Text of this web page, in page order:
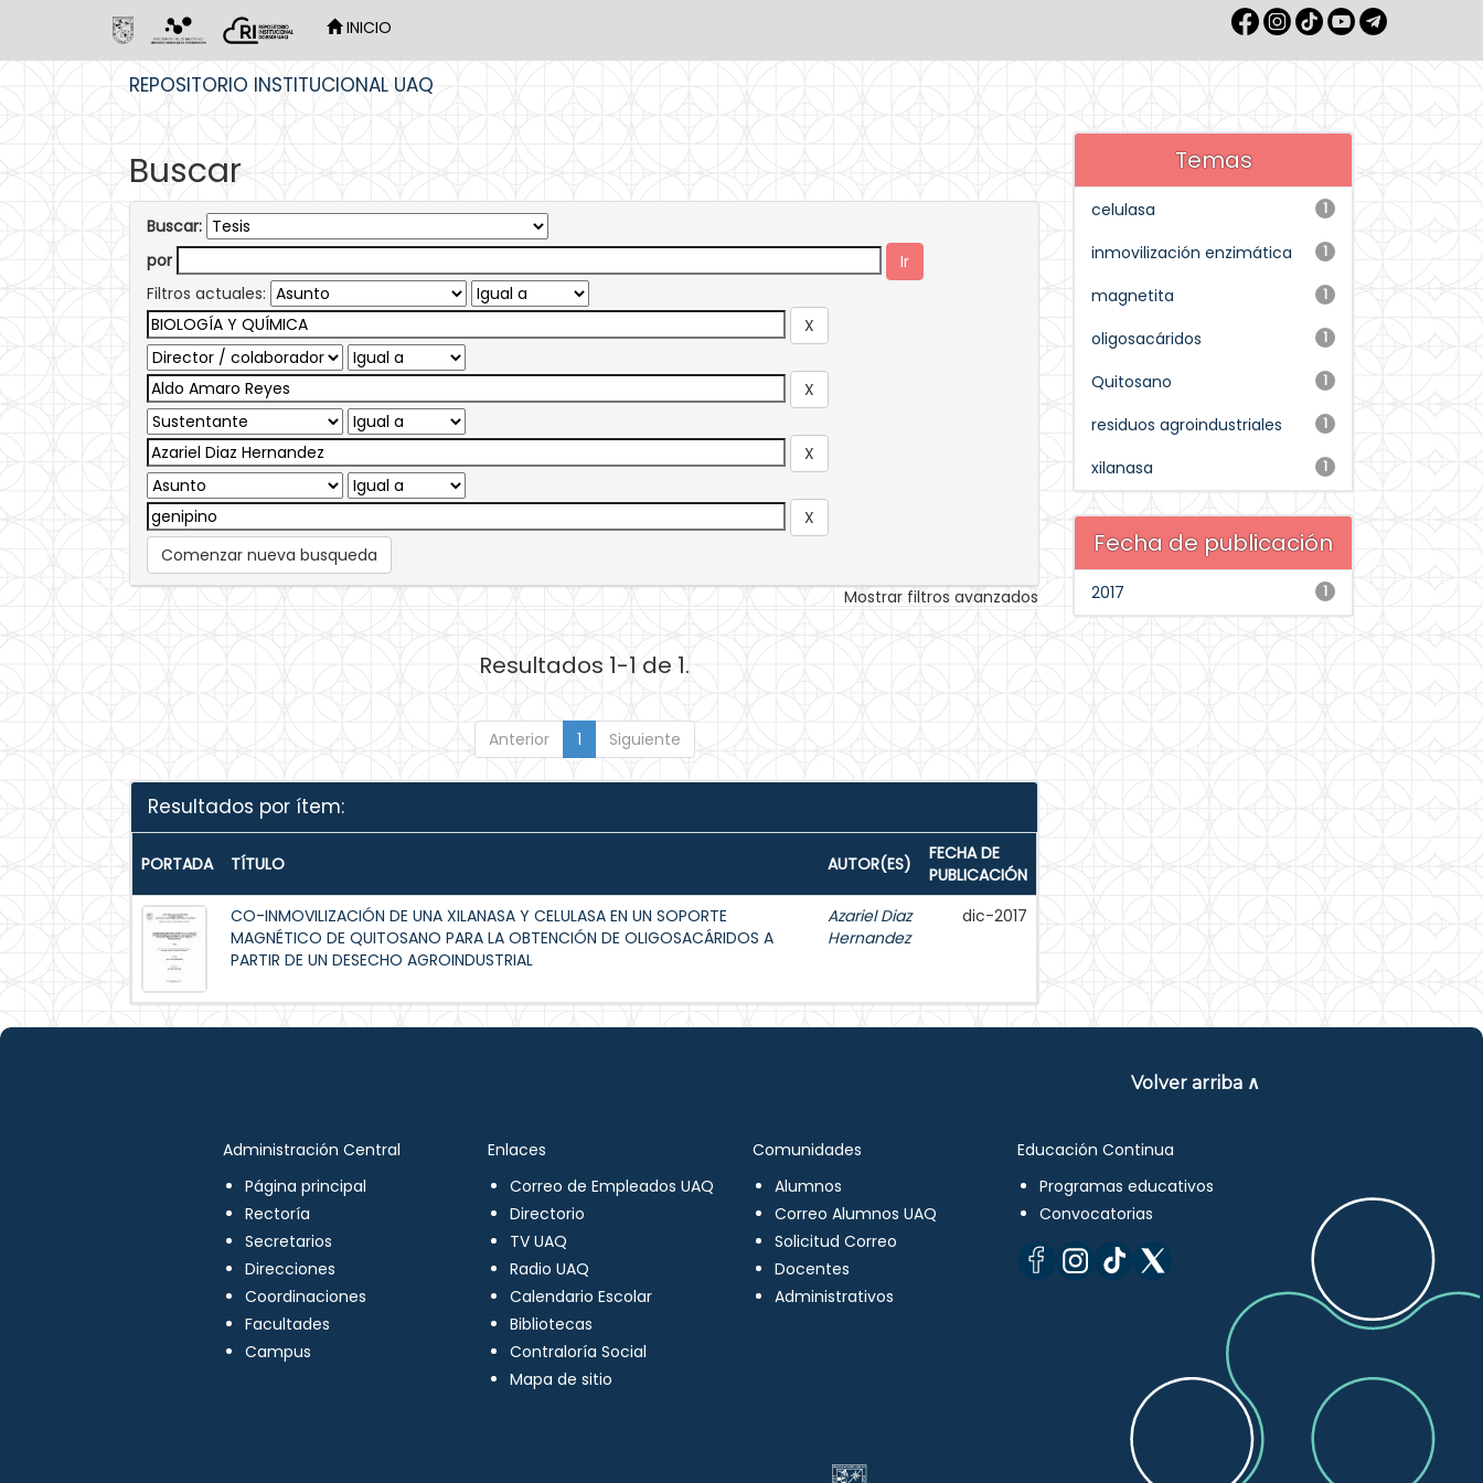
INICIO
REPOSITORIO INSTITUCIONAL UAQ
Buscar
Buscar:
por
Filtros actuales:
Comenzar nueva busqueda
Mostrar filtros avanzados
Resultados 1-1 de 1.
Anterior 1 Siguiente
Resultados por ítem:
PORTADA TÍTULO AUTOR(ES)
FECHA DE
PUBLICACIÓN
CO-INMOVILIZACIÓN DE UNA XILANASA Y CELULASA EN UN SOPORTE
MAGNÉTICO DE QUITOSANO PARA LA OBTENCIÓN DE OLIGOSACÁRIDOS A
PARTIR DE UN DESECHO AGROINDUSTRIAL
Azariel Diaz
Hernandez
dic-2017
Temas
1
celulasa
1
inmovilización enzimática
1
magnetita
1
oligosacáridos
1
Quitosano
1
residuos agroindustriales
1
xilanasa
Fecha de publicación
1
2017
Volver arriba ∧
Administración Central
Página principal
Rectoría
Secretarios
Direcciones
Coordinaciones
Facultades
Campus
Enlaces
Correo de Empleados UAQ
Directorio
TV UAQ
Radio UAQ
Calendario Escolar
Bibliotecas
Contraloría Social
Mapa de sitio
Comunidades
Alumnos
Correo Alumnos UAQ
Solicitud Correo
Docentes
Administrativos
Educación Continua
Programas educativos
Convocatorias